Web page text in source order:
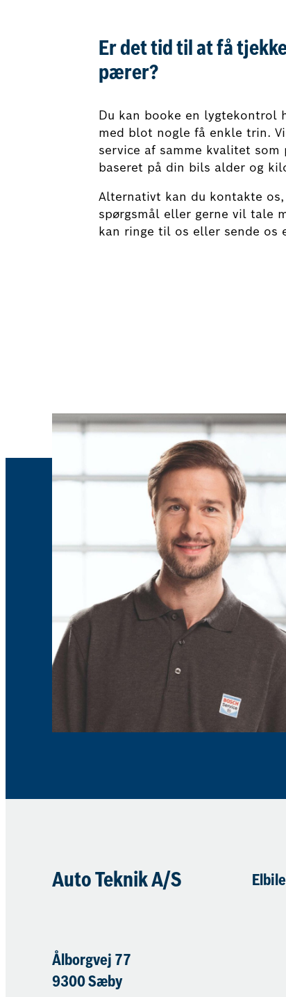
Er det tid til at få
pærer?
Du kan booke en lygtekontrol
med blot nogle få enkle trin.
service af samme kvalitet som
baseret på din bils alder og
Alternativt kan du kontakte
spørgsmål eller gerne vil tale
kan ringe til os eller sende os
Auto Teknik A/S
Ålborgvej 77
9300 Sæby